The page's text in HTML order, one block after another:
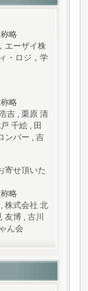
略
エーザイ株
・ロジ，学
略
吉 , 栗原 清
千絵 , 田
ンバー , 吉
寄せ頂いた
略
株式会社 北
友博 , 古川
ん会